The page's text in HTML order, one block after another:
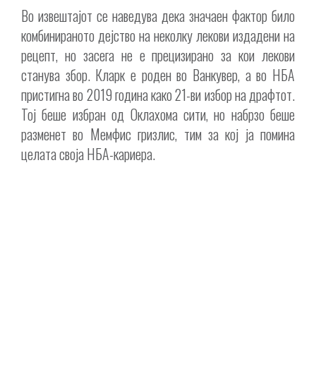
Во извештајот се наведува дека значаен фактор било
комбинираното дејство на неколку лекови издадени на
рецепт, но засега не е прецизирано за кои лекови
станува збор. Кларк е роден во Ванкувер, а во НБА
пристигна во 2019 година како 21-ви избор на драфтот.
Тој беше избран од Оклахома сити, но набрзо беше
разменет во Мемфис гризлис, тим за кој ја помина
целата своја НБА-кариера.